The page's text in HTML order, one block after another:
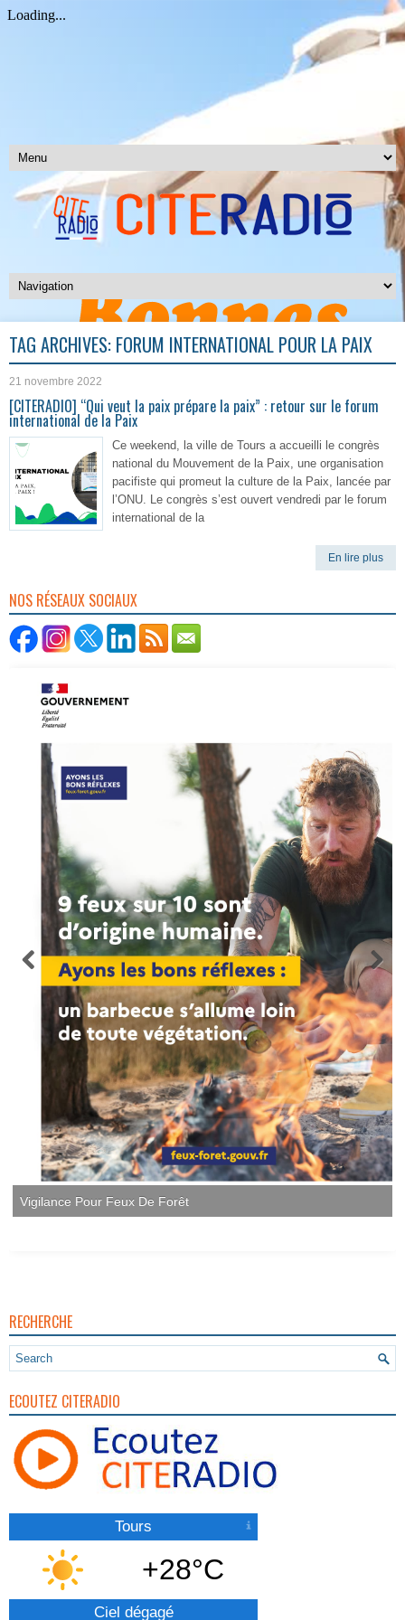
TAG ARCHIVES: FORUM INTERNATIONAL POUR LA PAIX
21 novembre 2022
[CITERADIO] “Qui veut la paix prépare la paix” : retour sur le forum
international de la Paix
Ce weekend, la ville de Tours a accueilli le congrès
national du Mouvement de la Paix, une organisation
pacifiste qui promeut la culture de la Paix, lancée par
l’ONU. Le congrès s’est ouvert vendredi par le forum
international de la
En lire plus
NOS RÉSEAUX SOCIAUX
Vigilance Pour Feux De Forêt
RECHERCHE
ECOUTEZ CITERADIO
Tours
+28°C
Ciel dégagé